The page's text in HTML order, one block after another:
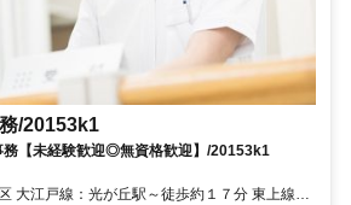
/20153k1
務【未経験歓迎◎無資格歓迎】/20153k1
大江戸線：光が丘駅～徒歩約１７分 東上線：